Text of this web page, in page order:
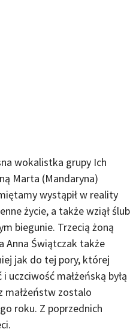
wokalistka grupy Ich
Marta (Mandaryna)
wystąpił w reality
życie, a także wziął ślub
biegunie. Trzecią żoną
Anna Świątczak także
jak do tej pory, której
uczciwość małżeńską byłą
małżeństw zostalo
roku. Z poprzednich